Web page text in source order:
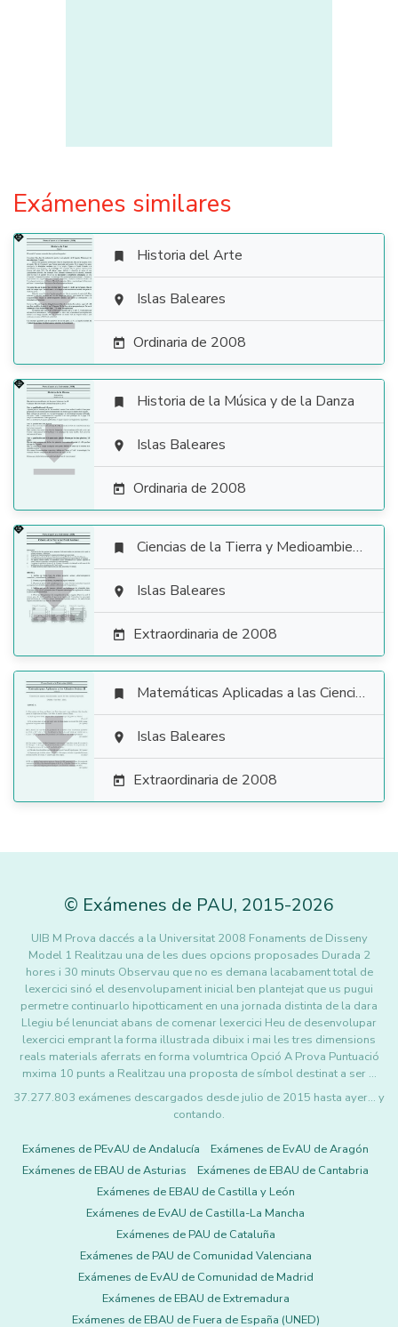
Exámenes similares

 Historia del Arte
 Islas Baleares
 Ordinaria de 2008

 Historia de la Música y de la Danza
 Islas Baleares
 Ordinaria de 2008

 Ciencias de la Tierra y Medioambientales
 Islas Baleares
 Extraordinaria de 2008

 Matemáticas Aplicadas a las Ciencias Sociales
 Islas Baleares
 Extraordinaria de 2008
© Exámenes de PAU, 2015-2026
UIB M Prova daccés a la Universitat 2008 Fonaments de Disseny
Model 1 Realitzau una de les dues opcions proposades Durada 2
hores i 30 minuts Observau que no es demana lacabament total de
lexercici sinó el desenvolupament inicial ben plantejat que us pugui
permetre continuarlo hipotticament en una jornada distinta de la dara
Llegiu bé lenunciat abans de comenar lexercici Heu de desenvolupar
lexercici emprant la forma illustrada dibuix i mai les tres dimensions
reals materials aferrats en forma volumtrica Opció A Prova Puntuació
mxima 10 punts a Realitzau una proposta de símbol destinat a ser …
37.277.803 exámenes descargados desde julio de 2015 hasta ayer... y
contando.
Exámenes de PEvAU de Andalucía
Exámenes de EvAU de Aragón
Exámenes de EBAU de Asturias
Exámenes de EBAU de Cantabria
Exámenes de EBAU de Castilla y León
Exámenes de EvAU de Castilla-La Mancha
Exámenes de PAU de Cataluña
Exámenes de PAU de Comunidad Valenciana
Exámenes de EvAU de Comunidad de Madrid
Exámenes de EBAU de Extremadura
Exámenes de EBAU de Fuera de España (UNED)